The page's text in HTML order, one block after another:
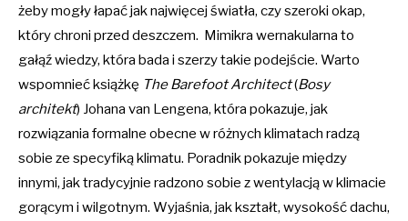
żeby mogły łapać jak najwięcej światła, czy szeroki okap,
który chroni przed deszczem. Mimikra wernakularna to
gałąź wiedzy, która bada i szerzy takie podejście. Warto
wspomnieć książkę The Barefoot Architect(Bosy
architekt) Johana van Lengena, która pokazuje, jak
rozwiązania formalne obecne w różnych klimatach radzą
sobie ze specyfiką klimatu. Poradnik pokazuje między
innymi, jak tradycyjnie radzono sobie z wentylacją w klimacie
gorącym i wilgotnym. Wyjaśnia, jak kształt, wysokość dachu,